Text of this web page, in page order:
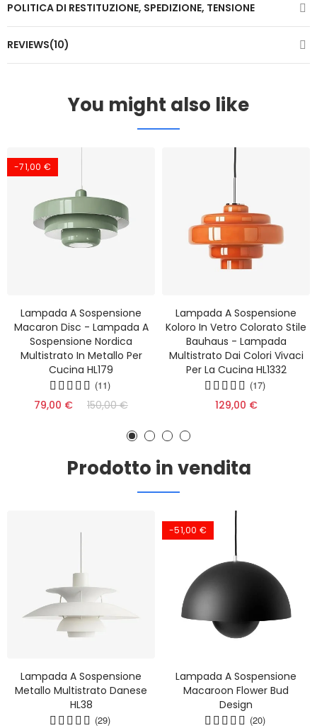
POLITICA DI RESTITUZIONE, SPEDIZIONE, TENSIONE
REVIEWS(10)
You might also like
-71,00 €
Lampada A Sospensione
Macaron Disc - Lampada A
Sospensione Nordica
Multistrato In Metallo Per
Cucina HL179
(11)
79,00 € 150,00 €
Lampada A Sospensione
Koloro In Vetro Colorato Stile
Bauhaus - Lampada
Multistrato Dai Colori Vivaci
Per La Cucina HL1332
(17)
129,00 €
Prodotto in vendita
Lampada A Sospensione
Metallo Multistrato Danese
HL38
(29)
-51,00 €
Lampada A Sospensione
Macaroon Flower Bud
Design
(20)